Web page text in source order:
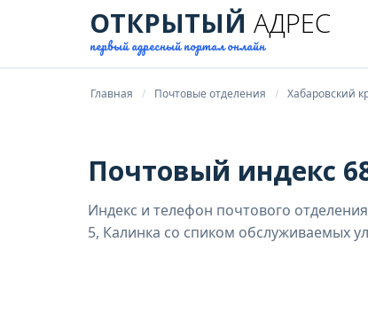
ОТКРЫТЫЙ АДРЕС
первый адресный портал онлайн
Главная Почтовые отделения Хабаровский
Почтовый индекс
Индекс и телефон почтового
5, Калинка со спиком обслуживаемых